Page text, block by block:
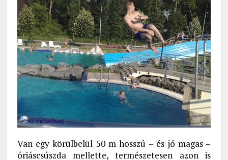
Van egy körülbelül 50 m hosszú – és jó magas –
óriáscsúszda mellette, természetesen azon is